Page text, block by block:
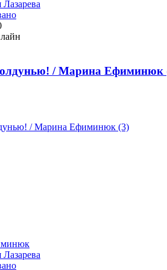
Лазарева
/ Марина Ефиминюк
Лазарева